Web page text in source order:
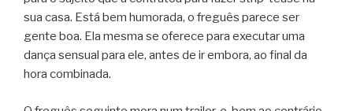
sua casa. Está bem humorada, o freguês parece ser
gente boa. Ela mesma se oferece para executar uma
dança sensual para ele, antes de ir embora, ao final da
hora combinada.